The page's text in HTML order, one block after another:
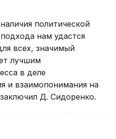
политической
нам удастся
всех, значимый
лучшим
в деле
и взаимопонимания на
Д. Сидоренко.